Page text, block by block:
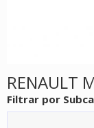
RENAULT
Filtrar por